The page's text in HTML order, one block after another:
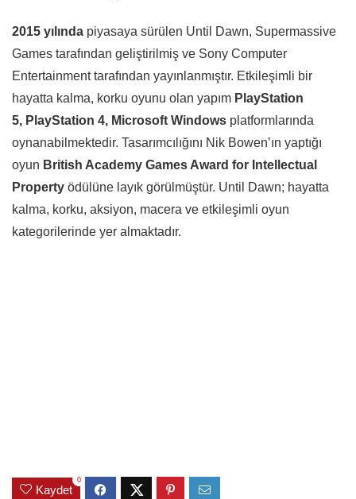
2015 yılında piyasaya sürülen Until Dawn, Supermassive
Games tarafından geliştirilmiş ve Sony Computer
Entertainment tarafından yayınlanmıştır. Etkileşimli bir
hayatta kalma, korku oyunu olan yapım PlayStation
5, PlayStation 4, Microsoft Windows platformlarında
oynanabilmektedir. Tasarımcılığını Nik Bowen’ın yaptığı
oyun British Academy Games Award for Intellectual
Property ödülüne layık görülmüştür. Until Dawn; hayatta
kalma, korku, aksiyon, macera ve etkileşimli oyun
kategorilerinde yer almaktadır.
Kaydet
0